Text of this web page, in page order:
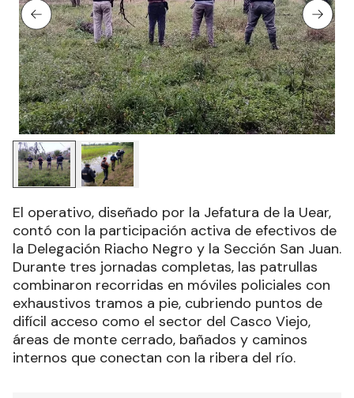
El operativo, diseñado por la Jefatura de la Uear,
contó con la participación activa de efectivos de
la Delegación Riacho Negro y la Sección San Juan.
Durante tres jornadas completas, las patrullas
combinaron recorridas en móviles policiales con
exhaustivos tramos a pie, cubriendo puntos de
difícil acceso como el sector del Casco Viejo,
áreas de monte cerrado, bañados y caminos
internos que conectan con la ribera del río.